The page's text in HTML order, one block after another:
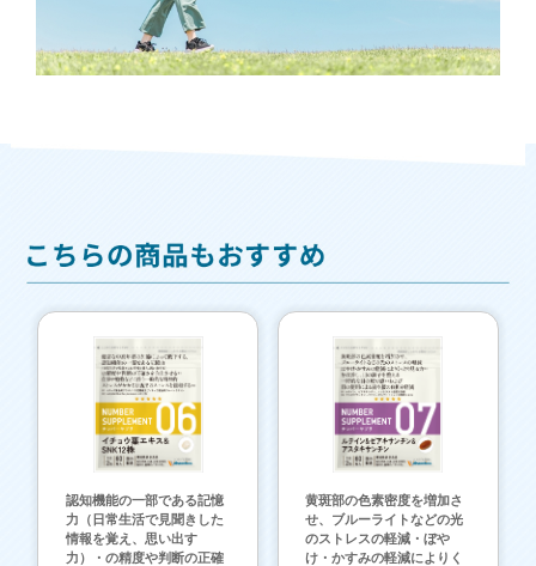
認知機能の一部である記憶
力（日常生活で見聞きした
情報を覚え、思い出す
力）・の精度や判断の正確
黄斑部の色素密度を増加さ
せ、ブルーライトなどの光
のストレスの軽減・ぼや
け・かすみの軽減によりく